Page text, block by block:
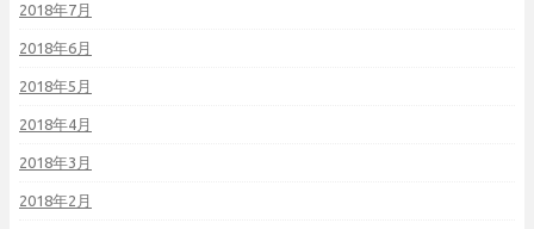
2018年7月
2018年6月
2018年5月
2018年4月
2018年3月
2018年2月